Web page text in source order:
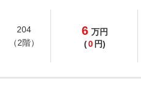
204
（2階）
6 万円
(0 円)